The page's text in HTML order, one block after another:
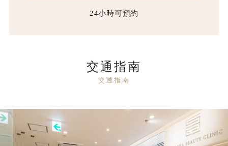
24小時可預約
交通指南
交通指南